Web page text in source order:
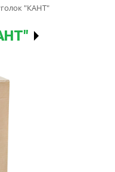
"КАНТ"